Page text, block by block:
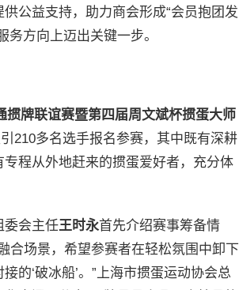
公益支持，助力商会形成“会员抱团发
方向上迈出关键一步。
掼牌联谊赛暨第四届周文斌杯掼蛋大师
210多名选手报名参赛，其中既有深耕
程从外地赶来的掼蛋爱好者，充分体
委会主任王时永首先介绍赛事筹备情
合场景，希望参赛者在轻松氛围中卸下
的‘破冰船’。”上海市掼蛋运动协会总